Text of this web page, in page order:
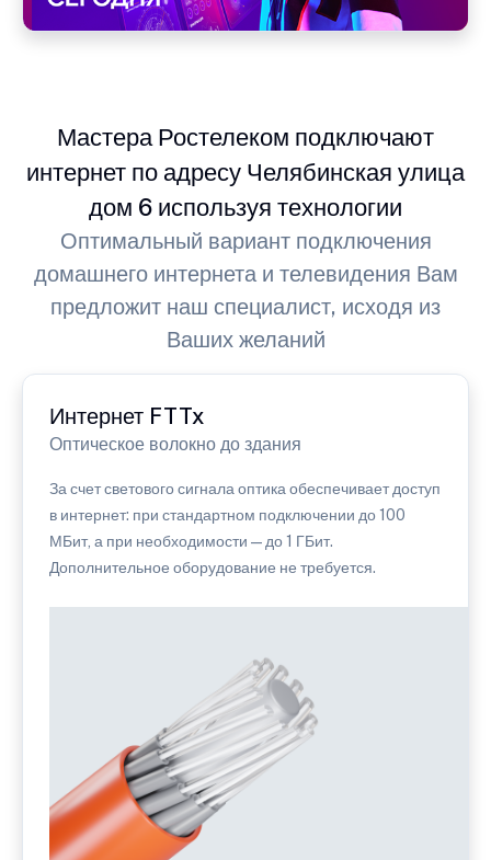
Мастера Ростелеком подключают
интернет по адресу Челябинская улица
дом 6 используя технологии
Оптимальный вариант подключения
домашнего интернета и телевидения Вам
предложит наш специалист, исходя из
Ваших желаний
Интернет FTTx
Оптическое волокно до здания
За счет светового сигнала оптика обеспечивает доступ
в интернет: при стандартном подключении до 100
МБит, а при необходимости — до 1 ГБит.
Дополнительное оборудование не требуется.